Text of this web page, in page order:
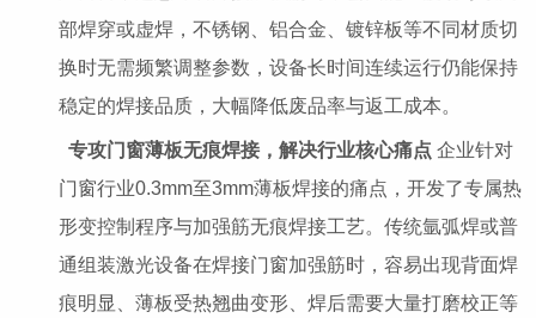
部焊穿或虚焊，不锈钢、铝合金、镀锌板等不同材质切
换时无需频繁调整参数，设备长时间连续运行仍能保持
稳定的焊接品质，大幅降低废品率与返工成本。
专攻门窗薄板无痕焊接，解决行业核心痛点 企业针对
门窗行业0.3mm至3mm薄板焊接的痛点，开发了专属热
形变控制程序与加强筋无痕焊接工艺。传统氩弧焊或普
通组装激光设备在焊接门窗加强筋时，容易出现背面焊
痕明显、薄板受热翘曲变形、焊后需要大量打磨校正等